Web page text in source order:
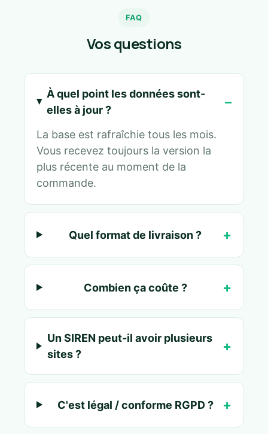
FAQ
Vos questions
À quel point les données sont-
elles à jour ?
La base est rafraîchie tous les mois.
Vous recevez toujours la version la
plus récente au moment de la
commande.
Quel format de livraison ?
Combien ça coûte ?
Un SIREN peut-il avoir plusieurs
sites ?
C'est légal / conforme RGPD ?